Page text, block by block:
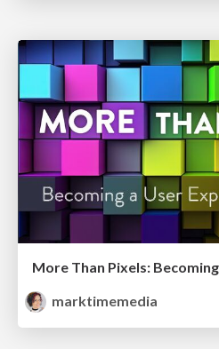
marktimemedia